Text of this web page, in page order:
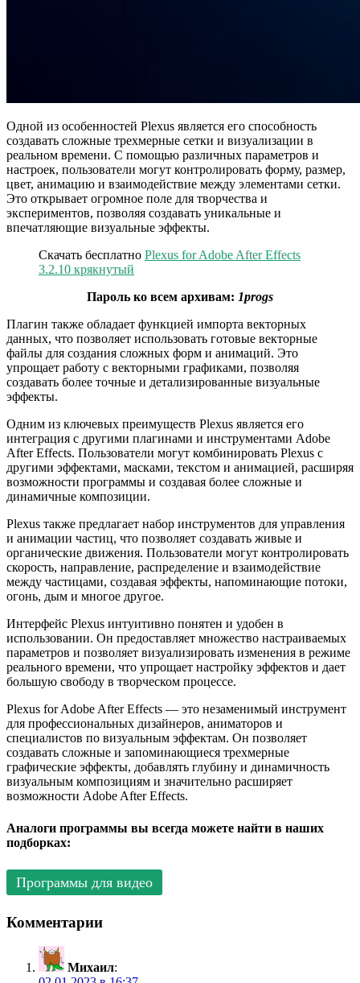
Одной из особенностей Plexus является его способность
создавать сложные трехмерные сетки и визуализации в
реальном времени. С помощью различных параметров и
настроек, пользователи могут контролировать форму, размер,
цвет, анимацию и взаимодействие между элементами сетки.
Это открывает огромное поле для творчества и
экспериментов, позволяя создавать уникальные и
впечатляющие визуальные эффекты.
Скачать бесплатно Plexus for Adobe After Effects
3.2.10 крякнутый
Пароль ко всем архивам: 1progs
Плагин также обладает функцией импорта векторных
данных, что позволяет использовать готовые векторные
файлы для создания сложных форм и анимаций. Это
упрощает работу с векторными графиками, позволяя
создавать более точные и детализированные визуальные
эффекты.
Одним из ключевых преимуществ Plexus является его
интеграция с другими плагинами и инструментами Adobe
After Effects. Пользователи могут комбинировать Plexus с
другими эффектами, масками, текстом и анимацией, расширяя
возможности программы и создавая более сложные и
динамичные композиции.
Plexus также предлагает набор инструментов для управления
и анимации частиц, что позволяет создавать живые и
органические движения. Пользователи могут контролировать
скорость, направление, распределение и взаимодействие
между частицами, создавая эффекты, напоминающие потоки,
огонь, дым и многое другое.
Интерфейс Plexus интуитивно понятен и удобен в
использовании. Он предоставляет множество настраиваемых
параметров и позволяет визуализировать изменения в режиме
реального времени, что упрощает настройку эффектов и дает
большую свободу в творческом процессе.
Plexus for Adobe After Effects — это незаменимый инструмент
для профессиональных дизайнеров, аниматоров и
специалистов по визуальным эффектам. Он позволяет
создавать сложные и запоминающиеся трехмерные
графические эффекты, добавлять глубину и динамичность
визуальным композициям и значительно расширяет
возможности Adobe After Effects.
Аналоги программы вы всегда можете найти в наших
подборках:
Программы для видео
Комментарии
Михаил: